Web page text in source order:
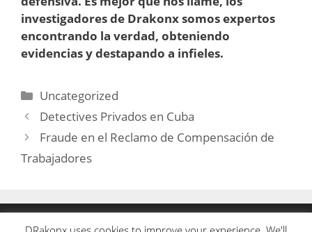
investigadores de Drakonx somos expertos
encontrando la verdad, obteniendo
evidencias y destapando a infieles.
Categorías
Uncategorized
Detectives Privados en Cuba
Fraude en el Reclamo de Compensación de
Trabajadores
INFO@DRAKONX.COM